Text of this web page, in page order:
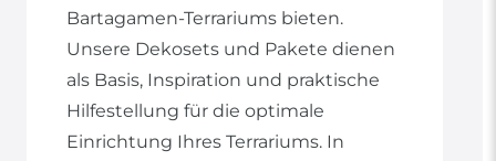
Bartagamen-Terrariums bieten.
Unsere Dekosets und Pakete dienen
als Basis, Inspiration und praktische
Hilfestellung für die optimale
Einrichtung Ihres Terrariums. In